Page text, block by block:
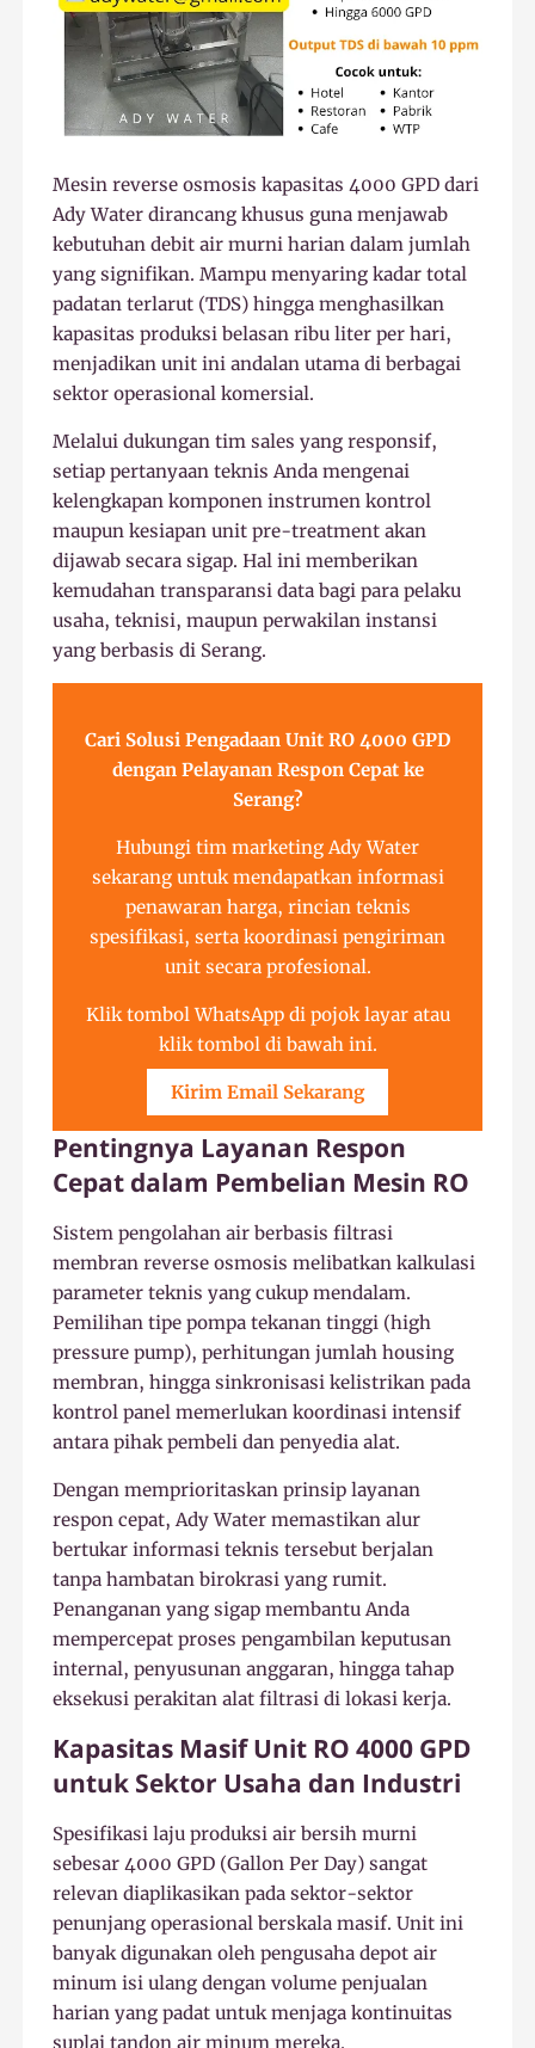
Mesin reverse osmosis kapasitas 4000 GPD dari
Ady Water dirancang khusus guna menjawab
kebutuhan debit air murni harian dalam jumlah
yang signifikan. Mampu menyaring kadar total
padatan terlarut (TDS) hingga menghasilkan
kapasitas produksi belasan ribu liter per hari,
menjadikan unit ini andalan utama di berbagai
sektor operasional komersial.
Melalui dukungan tim sales yang responsif,
setiap pertanyaan teknis Anda mengenai
kelengkapan komponen instrumen kontrol
maupun kesiapan unit pre-treatment akan
dijawab secara sigap. Hal ini memberikan
kemudahan transparansi data bagi para pelaku
usaha, teknisi, maupun perwakilan instansi
yang berbasis di Serang.
Cari Solusi Pengadaan Unit RO 4000 GPD
dengan Pelayanan Respon Cepat ke
Serang?
Hubungi tim marketing Ady Water
sekarang untuk mendapatkan informasi
penawaran harga, rincian teknis
spesifikasi, serta koordinasi pengiriman
unit secara profesional.
Klik tombol WhatsApp di pojok layar atau
klik tombol di bawah ini.
Kirim Email Sekarang
Pentingnya Layanan Respon
Cepat dalam Pembelian Mesin RO
Sistem pengolahan air berbasis filtrasi
membran reverse osmosis melibatkan kalkulasi
parameter teknis yang cukup mendalam.
Pemilihan tipe pompa tekanan tinggi (high
pressure pump), perhitungan jumlah housing
membran, hingga sinkronisasi kelistrikan pada
kontrol panel memerlukan koordinasi intensif
antara pihak pembeli dan penyedia alat.
Dengan memprioritaskan prinsip layanan
respon cepat, Ady Water memastikan alur
bertukar informasi teknis tersebut berjalan
tanpa hambatan birokrasi yang rumit.
Penanganan yang sigap membantu Anda
mempercepat proses pengambilan keputusan
internal, penyusunan anggaran, hingga tahap
eksekusi perakitan alat filtrasi di lokasi kerja.
Kapasitas Masif Unit RO 4000 GPD
untuk Sektor Usaha dan Industri
Spesifikasi laju produksi air bersih murni
sebesar 4000 GPD (Gallon Per Day) sangat
relevan diaplikasikan pada sektor-sektor
penunjang operasional berskala masif. Unit ini
banyak digunakan oleh pengusaha depot air
minum isi ulang dengan volume penjualan
harian yang padat untuk menjaga kontinuitas
suplai tandon air minum mereka.